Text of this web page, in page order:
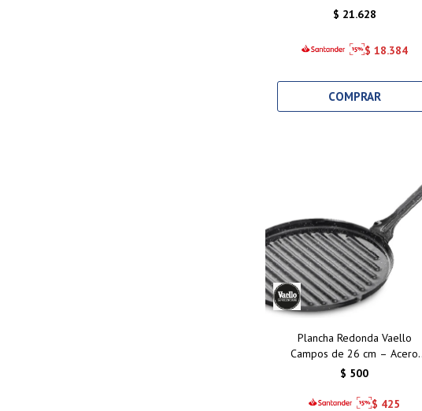
+ 1 Disco Eléctrico
$ 21.628
$ 18.384
Plancha Redonda Vaello
Campos de 26 cm – Acero
Esmaltado, Ideal para Asar con
$ 500
$ 425